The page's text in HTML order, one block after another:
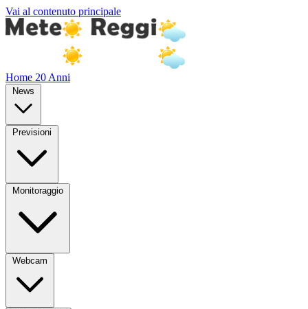
Vai al contenuto principale
Home 20 Anni
News
Previsioni
Monitoraggio
Webcam